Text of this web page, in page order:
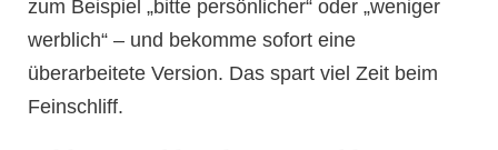
zum Beispiel „bitte persönlicher“ oder „weniger
werblich“ – und bekomme sofort eine
überarbeitete Version. Das spart viel Zeit beim
Feinschliff.